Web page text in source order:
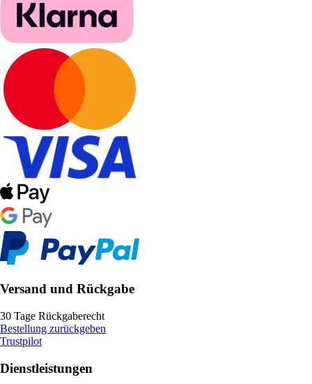
Versand und Rückgabe
30 Tage Rückgaberecht
Bestellung zurückgeben
Trustpilot
Dienstleistungen